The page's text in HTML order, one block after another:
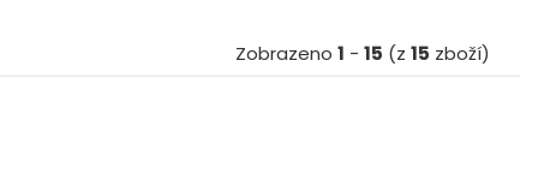
Zobrazeno 1 - 15 (z 15 zboží)